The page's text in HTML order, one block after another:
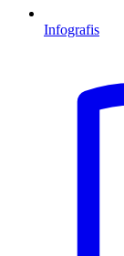
Infografis